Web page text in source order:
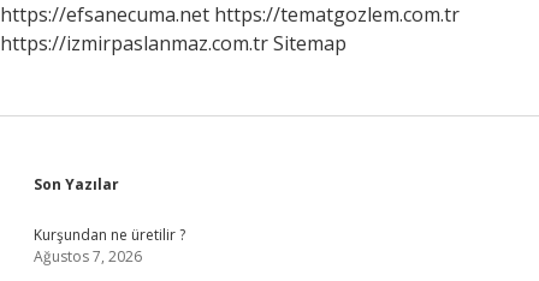
https://efsanecuma.net https://tematgozlem.com.tr
https://izmirpaslanmaz.com.trSitemap
Sidebar
Son Yazılar
Kurşundan ne üretilir ?
Ağustos 7, 2026